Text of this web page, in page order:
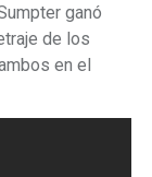
ganó
de los
en el